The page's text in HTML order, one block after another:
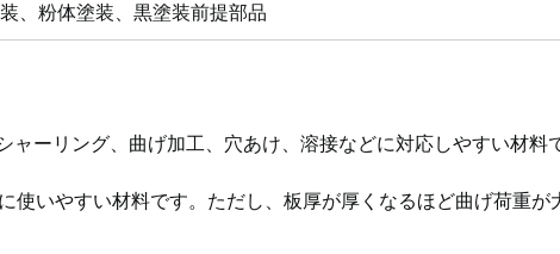
、粉体塗装、黒塗装前提部品
ーリング、曲げ加工、穴あけ、溶接などに対応しやすい材料
使いやすい材料です。ただし、板厚が厚くなるほど曲げ荷重が